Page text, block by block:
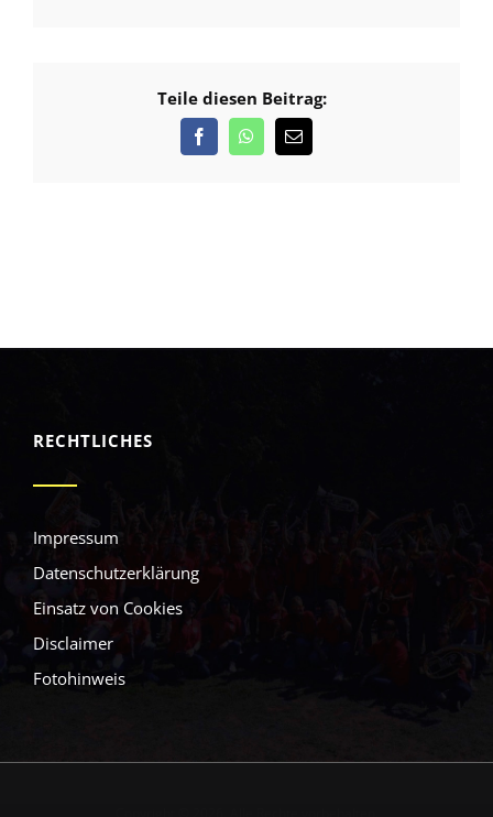
Teile diesen Beitrag:
RECHTLICHES
Impressum
Datenschutzerklärung
Einsatz von Cookies
Disclaimer
Fotohinweis